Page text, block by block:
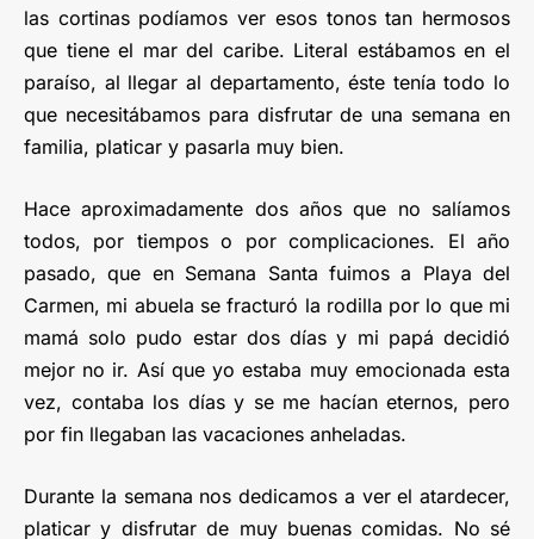
las cortinas podíamos ver esos tonos tan hermosos
que tiene el mar del caribe. Literal estábamos en el
paraíso, al llegar al departamento, éste tenía todo lo
que necesitábamos para disfrutar de una semana en
familia, platicar y pasarla muy bien.
Hace aproximadamente dos años que no salíamos
todos, por tiempos o por complicaciones. El año
pasado, que en Semana Santa fuimos a Playa del
Carmen, mi abuela se fracturó la rodilla por lo que mi
mamá solo pudo estar dos días y mi papá decidió
mejor no ir. Así que yo estaba muy emocionada esta
vez, contaba los días y se me hacían eternos, pero
por fin llegaban las vacaciones anheladas.
Durante la semana nos dedicamos a ver el atardecer,
platicar y disfrutar de muy buenas comidas. No sé